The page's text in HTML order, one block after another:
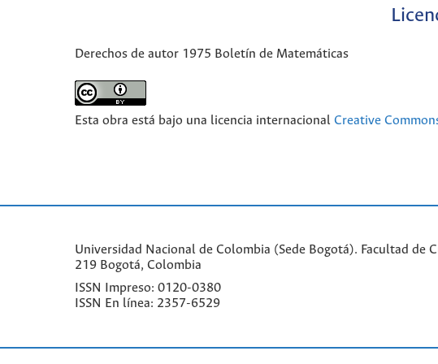
Derechos de autor 1975 Boletín de Matemáticas
Esta obra está bajo una licencia internacional Creative
Universidad Nacional de Colombia (Sede Bogotá). Facultad de
219 Bogotá, Colombia
ISSN Impreso: 0120-0380
ISSN En línea: 2357-6529